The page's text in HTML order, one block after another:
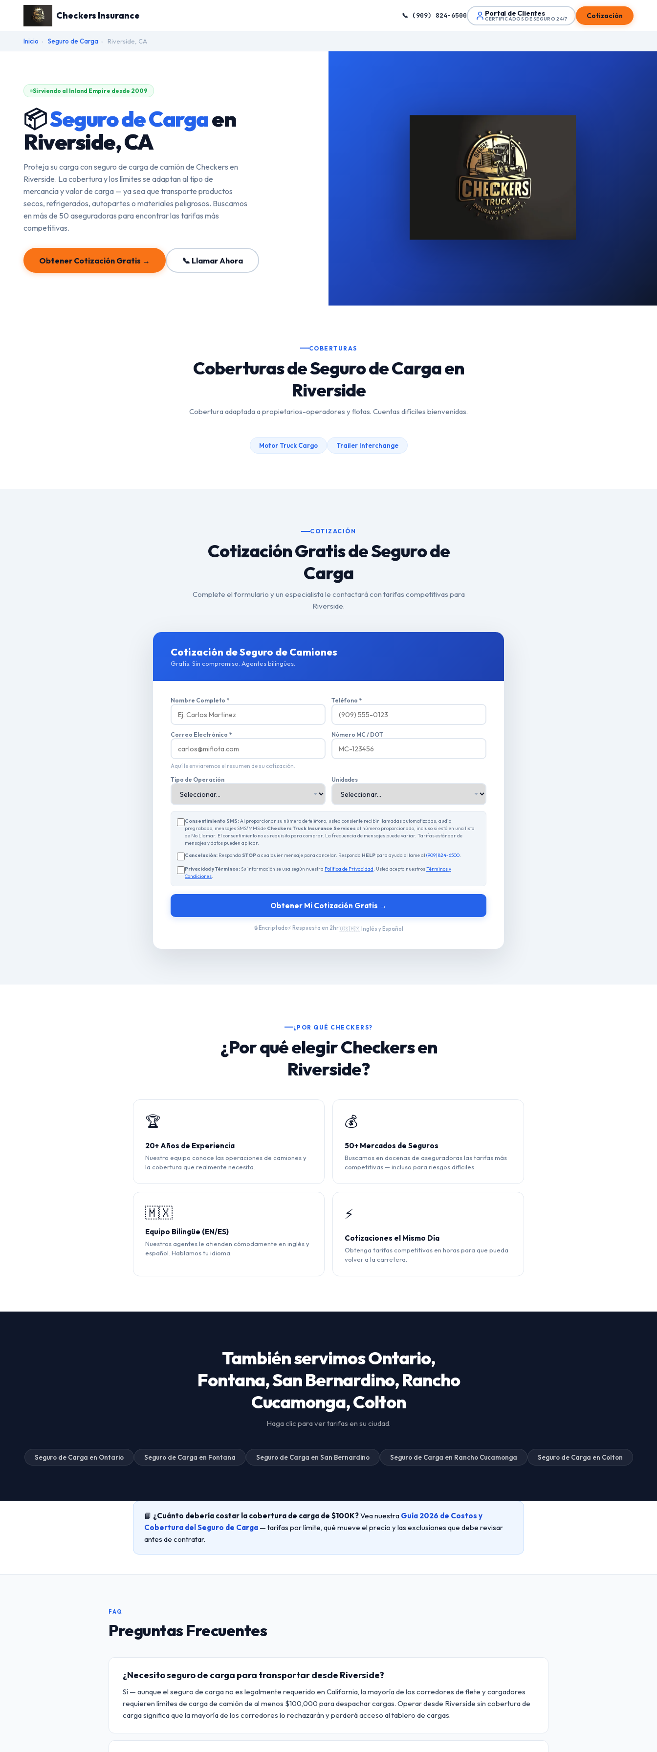
Checkers Insurance 📞 (909) 824-6500 Portal de Clientes
CERTIFICADOS DE SEGURO 24/7 Cotización
Inicio › Seguro de Carga › Riverside, CA
Sirviendo al Inland Empire desde 2009
📦Seguro de Cargaen
Riverside, CA
Proteja su carga con seguro de carga de camión de Checkers en
Riverside. La cobertura y los límites se adaptan al tipo de
mercancía y valor de carga — ya sea que transporte productos
secos, refrigerados, autopartes o materiales peligrosos. Buscamos
en más de 50 aseguradoras para encontrar las tarifas más
competitivas.
Obtener Cotización Gratis → 📞 Llamar Ahora
COBERTURAS
Coberturas de Seguro de Carga en
Riverside
Cobertura adaptada a propietarios-operadores y flotas. Cuentas difíciles bienvenidas.
Motor Truck Cargo Trailer Interchange
COTIZACIÓN
Cotización Gratis de Seguro de
Carga
Complete el formulario y un especialista le contactará con tarifas competitivas para
Riverside.
Cotización de Seguro de Camiones
Gratis. Sin compromiso. Agentes bilingües.
Nombre Completo * Teléfono *
Correo Electrónico *
Aquí le enviaremos el resumen de su cotización.
Número MC / DOT
Tipo de Operación Unidades
Consentimiento SMS:Al proporcionar su número de teléfono, usted consiente recibir llamadas automatizadas, audio
pregrabado, mensajes SMS/MMS de Checkers Truck Insurance Services al número proporcionado, incluso si está en una lista
de No Llamar. El consentimiento no es requisito para comprar. La frecuencia de mensajes puede variar. Tarifas estándar de
mensajes y datos pueden aplicar.
Cancelación: Responda STOPa cualquier mensaje para cancelar. Responda HELP para ayuda o llame al (909) 824-6500.
Privacidad y Términos: Su información se usa según nuestra Política de Privacidad. Usted acepta nuestrosTérminos y
Condiciones.
Obtener Mi Cotización Gratis →
🔒 Encriptado⚡ Respuesta en 2hr🇺🇸🇲🇽 Inglés y Español
¿POR QUÉ CHECKERS?
¿Por qué elegir Checkers en
Riverside?
🏆
20+ Años de Experiencia
Nuestro equipo conoce las operaciones de camiones y
la cobertura que realmente necesita.
💰
50+ Mercados de Seguros
Buscamos en docenas de aseguradoras las tarifas más
competitivas — incluso para riesgos difíciles.
🇲🇽
Equipo Bilingüe (EN/ES)
Nuestros agentes le atienden cómodamente en inglés y
español. Hablamos tu idioma.
⚡
Cotizaciones el Mismo Día
Obtenga tarifas competitivas en horas para que pueda
volver a la carretera.
También servimos Ontario,
Fontana, San Bernardino, Rancho
Cucamonga, Colton
Haga clic para ver tarifas en su ciudad.
Seguro de Carga en Ontario Seguro de Carga en Fontana Seguro de Carga en San Bernardino Seguro de Carga en Rancho Cucamonga Seguro de Carga en Colton
📘 ¿Cuánto debería costar la cobertura de carga de $100K?Vea nuestra Guía 2026 de Costos y
Cobertura del Seguro de Carga — tarifas por límite, qué mueve el precio y las exclusiones que debe revisar
antes de contratar.
FAQ
Preguntas Frecuentes
¿Necesito seguro de carga para transportar desde Riverside?
Sí — aunque el seguro de carga no es legalmente requerido en California, la mayoría de los corredores de flete y cargadores
requieren límites de carga de camión de al menos $100,000 para despachar cargas. Operar desde Riverside sin cobertura de
carga significa que la mayoría de los corredores lo rechazarán y perderá acceso al tablero de cargas.